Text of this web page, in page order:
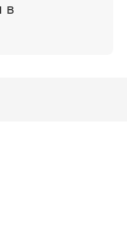
в